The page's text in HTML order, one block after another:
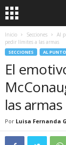
Inicio Secciones Al
pedir límites a las armas
SECCIONES AL PUNTO
El
las armas
Por Luisa Fernanda